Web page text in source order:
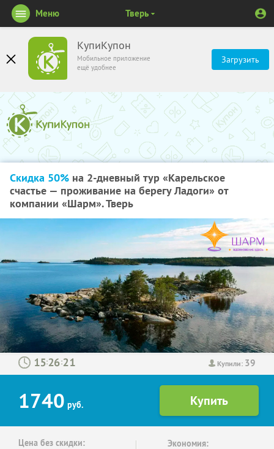
КупиКупон
Мобильное приложение
ещё удобнее
Загрузить
Меню Тверь
Скидка 50% на 2-дневный тур «Карельское
счастье — проживание на берегу Ладоги» от
компании «Шарм». Тверь
Купили: 39
: :
1740 руб.
Цена без скидки: Экономия: